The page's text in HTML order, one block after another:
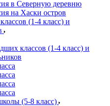
в Северную деревню
на Хаски остров
(1-4 класс) и
классов (1-4 класс) и
(5-8 класс)